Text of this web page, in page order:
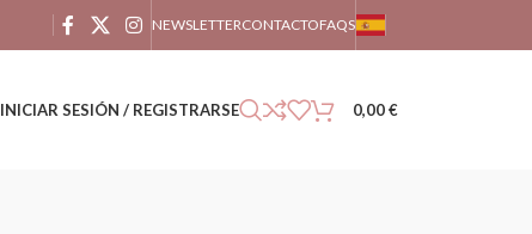
NEWSLETTERCONTACTOFAQS
INICIAR SESIÓN / REGISTRARSE 0,00€